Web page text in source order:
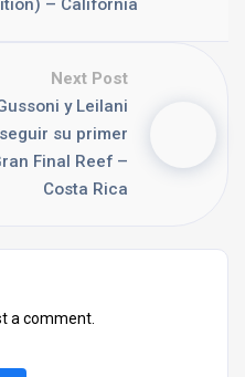
– California
Next Post
y Leilani
su primer
Final Reef –
Costa Rica
a comment.